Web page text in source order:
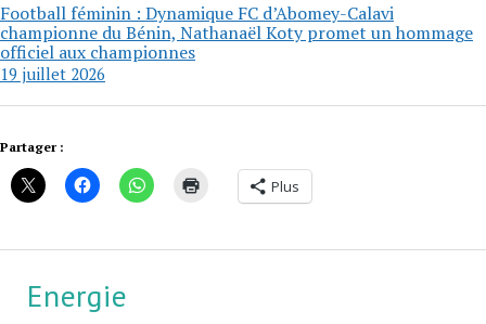
Energie
Football féminin : Dynamique FC d’Abomey-Calavi
championne du Bénin, Nathanaël Koty promet un hommage
officiel aux championnes
19 juillet 2026
Partager :
Plus